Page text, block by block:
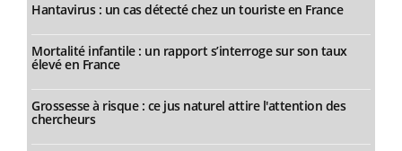
Hantavirus : un cas détecté chez un touriste en France
Mortalité infantile : un rapport s’interroge sur son taux
élevé en France
Grossesse à risque : ce jus naturel attire l'attention des
chercheurs